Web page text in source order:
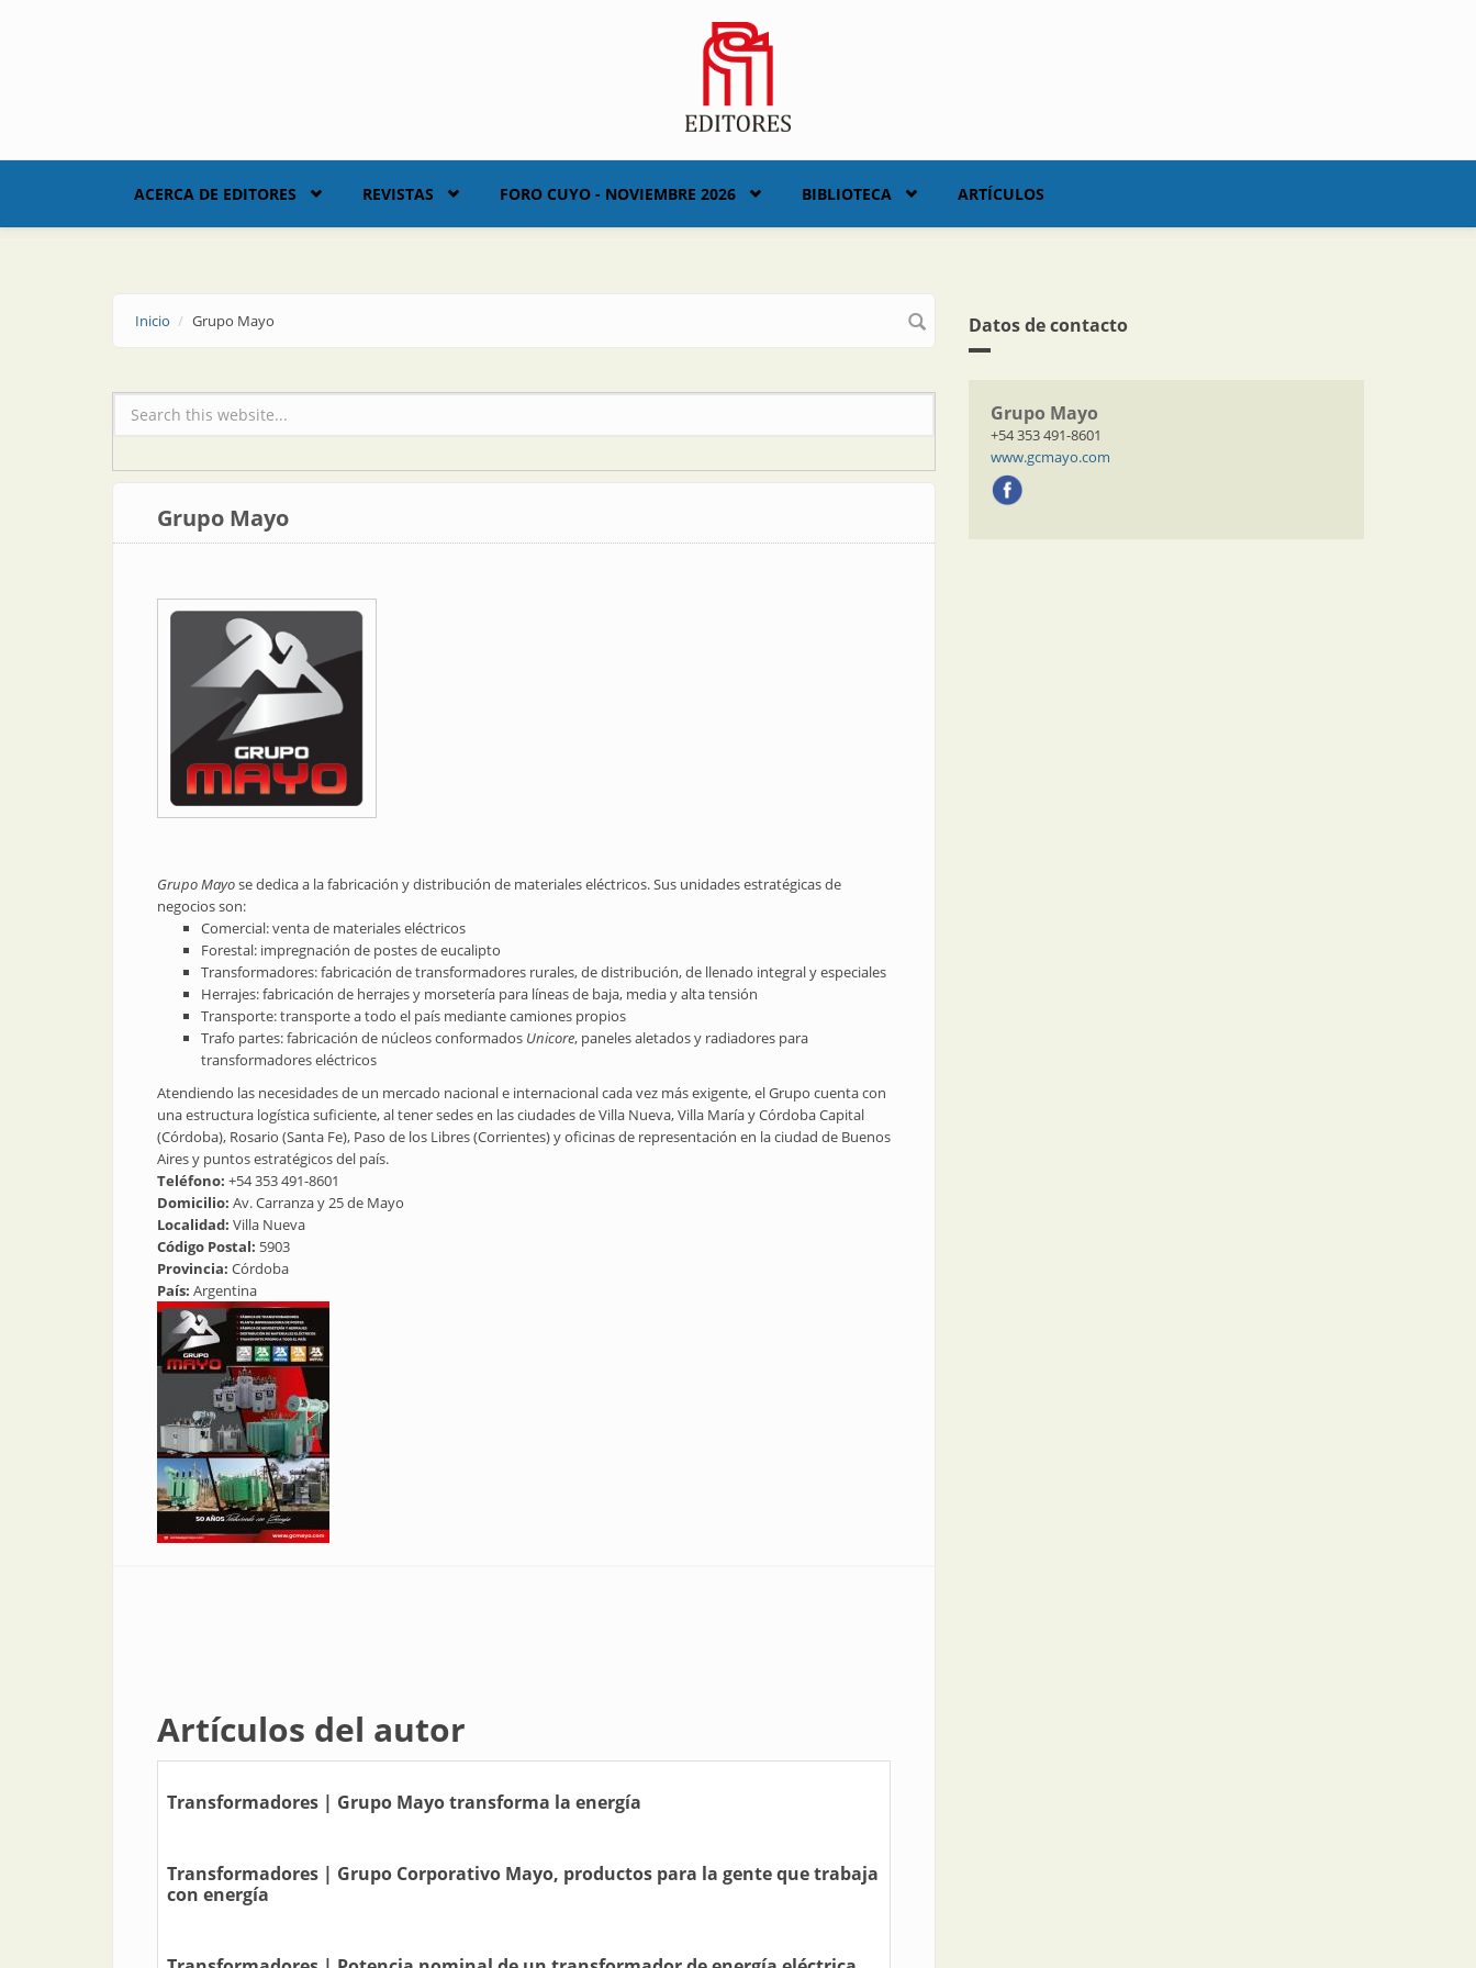
ACERCA DE EDITORES REVISTAS FORO CUYO - NOVIEMBRE 2026 BIBLIOTECA ARTÍCULOS
Inicio Grupo Mayo
Formulario de búsqueda
Grupo Mayo
Grupo Mayose dedica a la fabricación y distribución de materiales eléctricos. Sus unidades estratégicas de
negocios son:
Comercial: venta de materiales eléctricos
Forestal: impregnación de postes de eucalipto
Transformadores: fabricación de transformadores rurales, de distribución, de llenado integral y especiales
Herrajes: fabricación de herrajes y morsetería para líneas de baja, media y alta tensión
Transporte: transporte a todo el país mediante camiones propios
Trafo partes: fabricación de núcleos conformados Unicore, paneles aletados y radiadores para
transformadores eléctricos
Atendiendo las necesidades de un mercado nacional e internacional cada vez más exigente, el Grupo cuenta con
una estructura logística suficiente, al tener sedes en las ciudades de Villa Nueva, Villa María y Córdoba Capital
(Córdoba), Rosario (Santa Fe), Paso de los Libres (Corrientes) y oficinas de representación en la ciudad de Buenos
Aires y puntos estratégicos del país.
Teléfono: +54 353 491-8601
Domicilio: Av. Carranza y 25 de Mayo
Localidad: Villa Nueva
Código Postal: 5903
Provincia: Córdoba
País: Argentina
Artículos del autor
Transformadores | Grupo Mayo transforma la energía
Transformadores | Grupo Corporativo Mayo, productos para la gente que trabaja
con energía
Datos de contacto
Grupo Mayo
+54 353 491-8601
www.gcmayo.com